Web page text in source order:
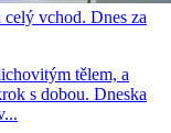
vchod. Dnes za
tělem, a
s dobou. Dneska